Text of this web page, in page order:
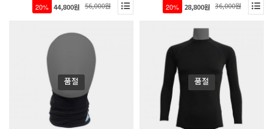
20% 44,800원 56,000원 20% 28,800원 36,000원
품절 품절